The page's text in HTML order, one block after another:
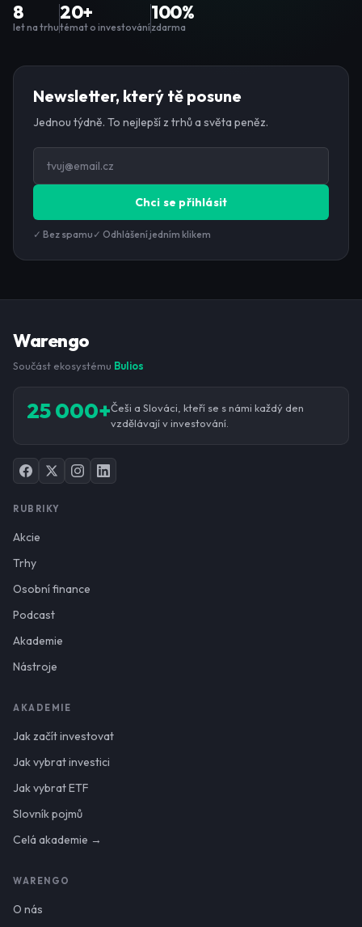
8
let na trhu
20+
témat o investování
100%
zdarma
Newsletter, který tě posune
Jednou týdně. To nejlepší z trhů a světa peněz.
Chci se přihlásit
✓ Bez spamu ✓ Odhlášení jedním klikem
Warengo
Součást ekosystému Bulios
25 000+Češi a Slováci, kteří se s námi každý den
vzdělávají v investování.
RUBRIKY
Akcie
Trhy
Osobní finance
Podcast
Akademie
Nástroje
AKADEMIE
Jak začít investovat
Jak vybrat investici
Jak vybrat ETF
Slovník pojmů
Celá akademie →
WARENGO
O nás